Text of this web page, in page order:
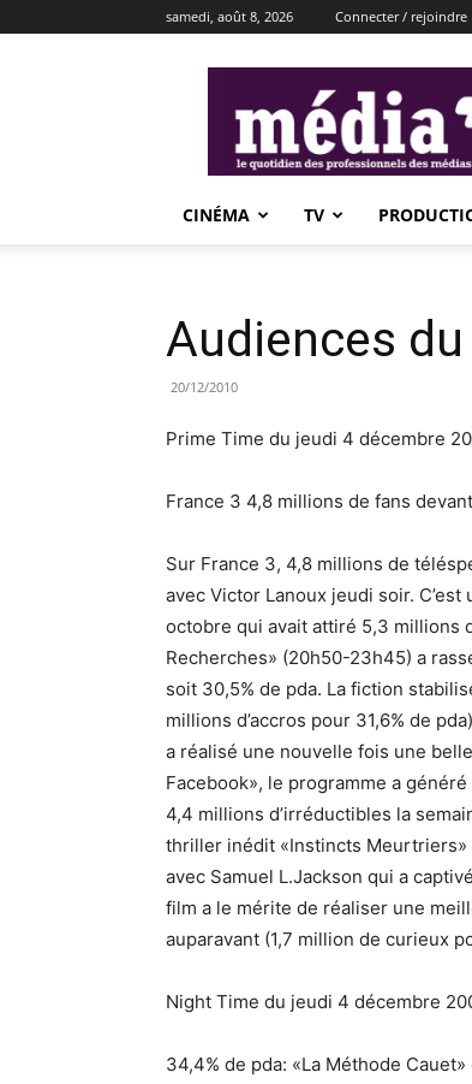
samedi, août 8, 2026 Connecter / rejoindre
CINÉMA TV
Audiences
20/12/2010
Prime Time du jeudi 4 décembre
France 3 4,8 millions de fans
Sur France 3, 4,8 millions de
avec Victor Lanoux jeudi soir.
octobre qui avait attiré 5,3 millions
Recherches» (20h50-23h45) a
soit 30,5% de pda. La fiction
millions d’accros pour 31,6% de
a réalisé une nouvelle fois une
Facebook», le programme a
4,4 millions d’irréductibles la
thriller inédit «Instincts
avec Samuel L.Jackson qui a
film a le mérite de réaliser une
auparavant (1,7 million de curieux
Night Time du jeudi 4 décembre
34,4% de pda: «La Méthode